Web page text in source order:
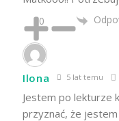
0
Ilona 5 lat temu
Jestem po lekturze
przyznać, że